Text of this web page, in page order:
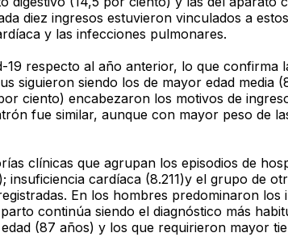
diez ingresos estuvieron vinculados a
y las infecciones pulmonares.
respecto al año anterior, lo que confirma
siguieron siendo los de mayor edad media
ciento) encabezaron los motivos de
fue similar, aunque con mayor peso de
clínicas que agrupan los episodios de
cardíaca (8.211)y el grupo de
En los hombres predominaron
continúa siendo el diagnóstico más
(87 años) y los que requirieron mayor